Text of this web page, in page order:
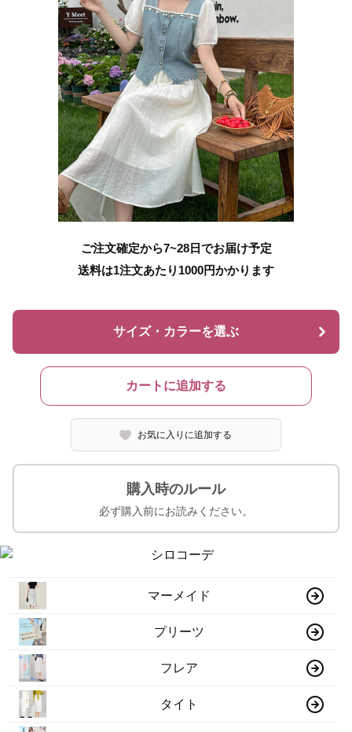
ご注文確定から7~28日でお届け予定
送料は1注文あたり 1000円かかります
サイズ・カラーを選ぶ
カートに追加する
お気に入りに追加する
購入時のルール
必ず購入前にお読みください。
マーメイド
プリーツ
フレア
タイト